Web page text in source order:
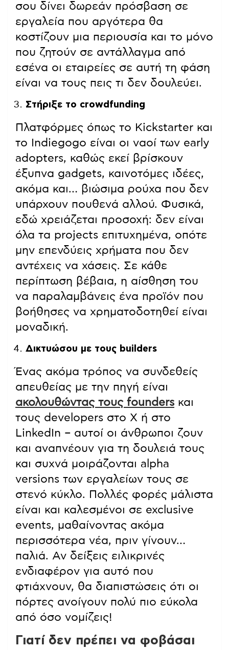
σου δίνει δωρεάν πρόσβαση σε
εργαλεία που αργότερα θα
κοστίζουν μια περιουσία και το μόνο
που ζητούν σε αντάλλαγμα από
εσένα οι εταιρείες σε αυτή τη φάση
είναι να τους πεις τι δεν δουλεύει.
Στήριξε το crowdfunding
Πλατφόρμες όπως το Kickstarter και
το Indiegogo είναι οι ναοί των early
adopters, καθώς εκεί βρίσκουν
έξυπνα gadgets, καινοτόμες ιδέες,
ακόμα και… βιώσιμα ρούχα που δεν
υπάρχουν πουθενά αλλού. Φυσικά,
εδώ χρειάζεται προσοχή: δεν είναι
όλα τα projects επιτυχημένα, οπότε
μην επενδύεις χρήματα που δεν
αντέχεις να χάσεις. Σε κάθε
περίπτωση βέβαια, η αίσθηση του
να παραλαμβάνεις ένα προϊόν που
βοήθησες να χρηματοδοτηθεί είναι
μοναδική.
Δικτυώσου με τους builders
Ένας ακόμα τρόπος να συνδεθείς
απευθείας με την πηγή είναι
ακολουθώντας τους founders και
τους developers στο X ή στο
LinkedIn – αυτοί οι άνθρωποι ζουν
και αναπνέουν για τη δουλειά τους
και συχνά μοιράζονται alpha
versions των εργαλείων τους σε
στενό κύκλο. Πολλές φορές μάλιστα
είναι και καλεσμένοι σε exclusive
events, μαθαίνοντας ακόμα
περισσότερα νέα, πριν γίνουν…
παλιά. Αν δείξεις ειλικρινές
ενδιαφέρον για αυτό που
φτιάχνουν, θα διαπιστώσεις ότι οι
πόρτες ανοίγουν πολύ πιο εύκολα
από όσο νομίζεις!
Γιατί δεν πρέπει να φοβάσαι